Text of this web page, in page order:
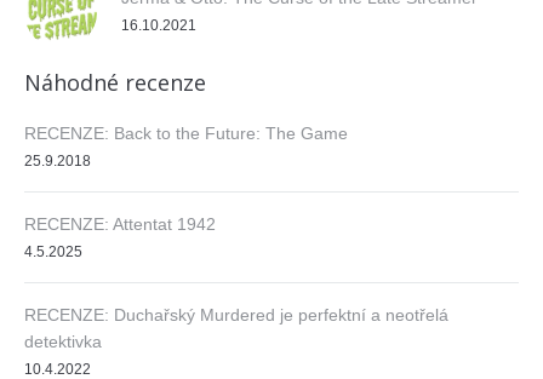
16.10.2021
Náhodné recenze
RECENZE: Back to the Future: The Game
25.9.2018
RECENZE: Attentat 1942
4.5.2025
RECENZE: Duchařský Murdered je perfektní a neotřelá
detektivka
10.4.2022